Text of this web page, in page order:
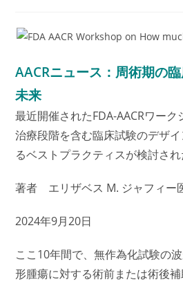
AACRニュース：周術期の
未来
最近開催されたFDA-AACRワー
治療段階を含む臨床試験のデザ
るベストプラクティスが検討され
著者 エリザベス M. ジャフィー
2024年9月20日
ここ10年間で、無作為化試験の
形腫瘍に対する術前または術後